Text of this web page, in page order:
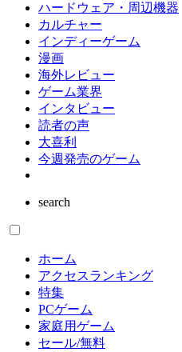
ハードウェア・周辺機器
カルチャー
インディーゲーム
漫画
海外レビュー
ゲーム業界
インタビュー
読者の声
大喜利
今週発売のゲーム
search
ホーム
アクセスランキング
特集
PCゲーム
家庭用ゲーム
セール/無料